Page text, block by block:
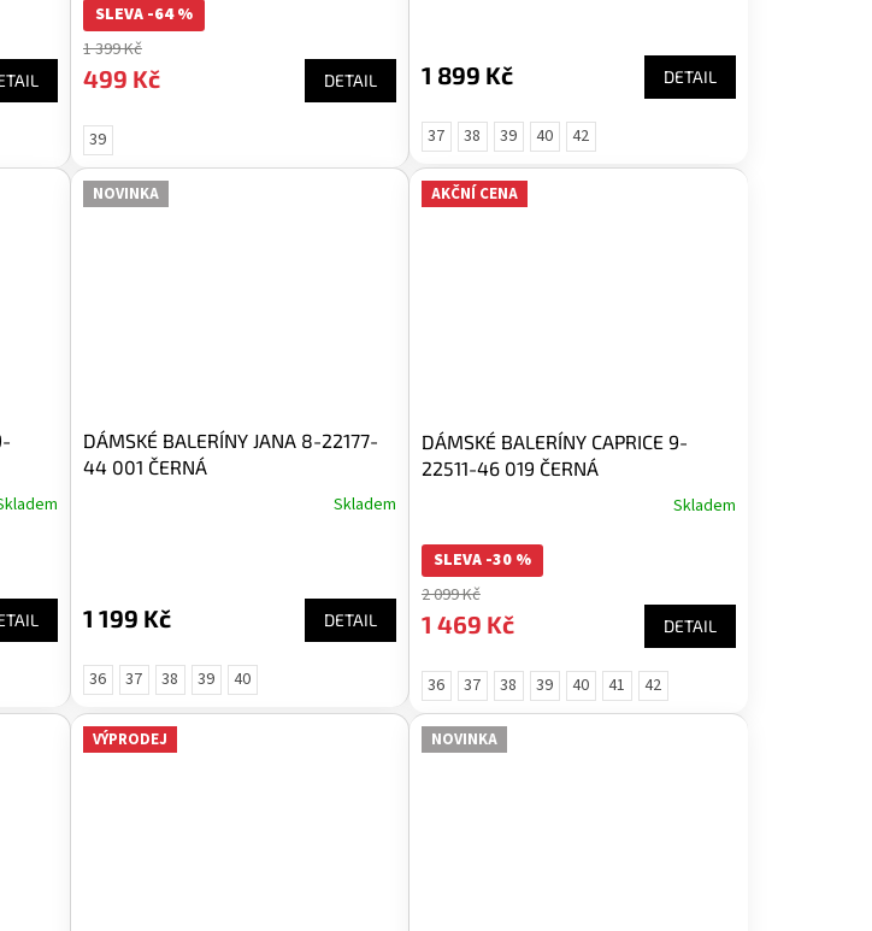
SLEVA -64 %
1 399 Kč
499 Kč DETAIL
39
1 899 Kč DETAIL
37 38 39 40 42
NOVINKA
DÁMSKÉ BALERÍNY JANA 8-22177-
44 001 ČERNÁ
Skladem
1 199 Kč DETAIL
36 37 38 39 40
AKČNÍ CENA
DÁMSKÉ BALERÍNY CAPRICE 9-
22511-46 019 ČERNÁ
Skladem
SLEVA -30 %
2 099 Kč
1 469 Kč DETAIL
36 37 38 39 40 41 42
VÝPRODEJ NOVINKA